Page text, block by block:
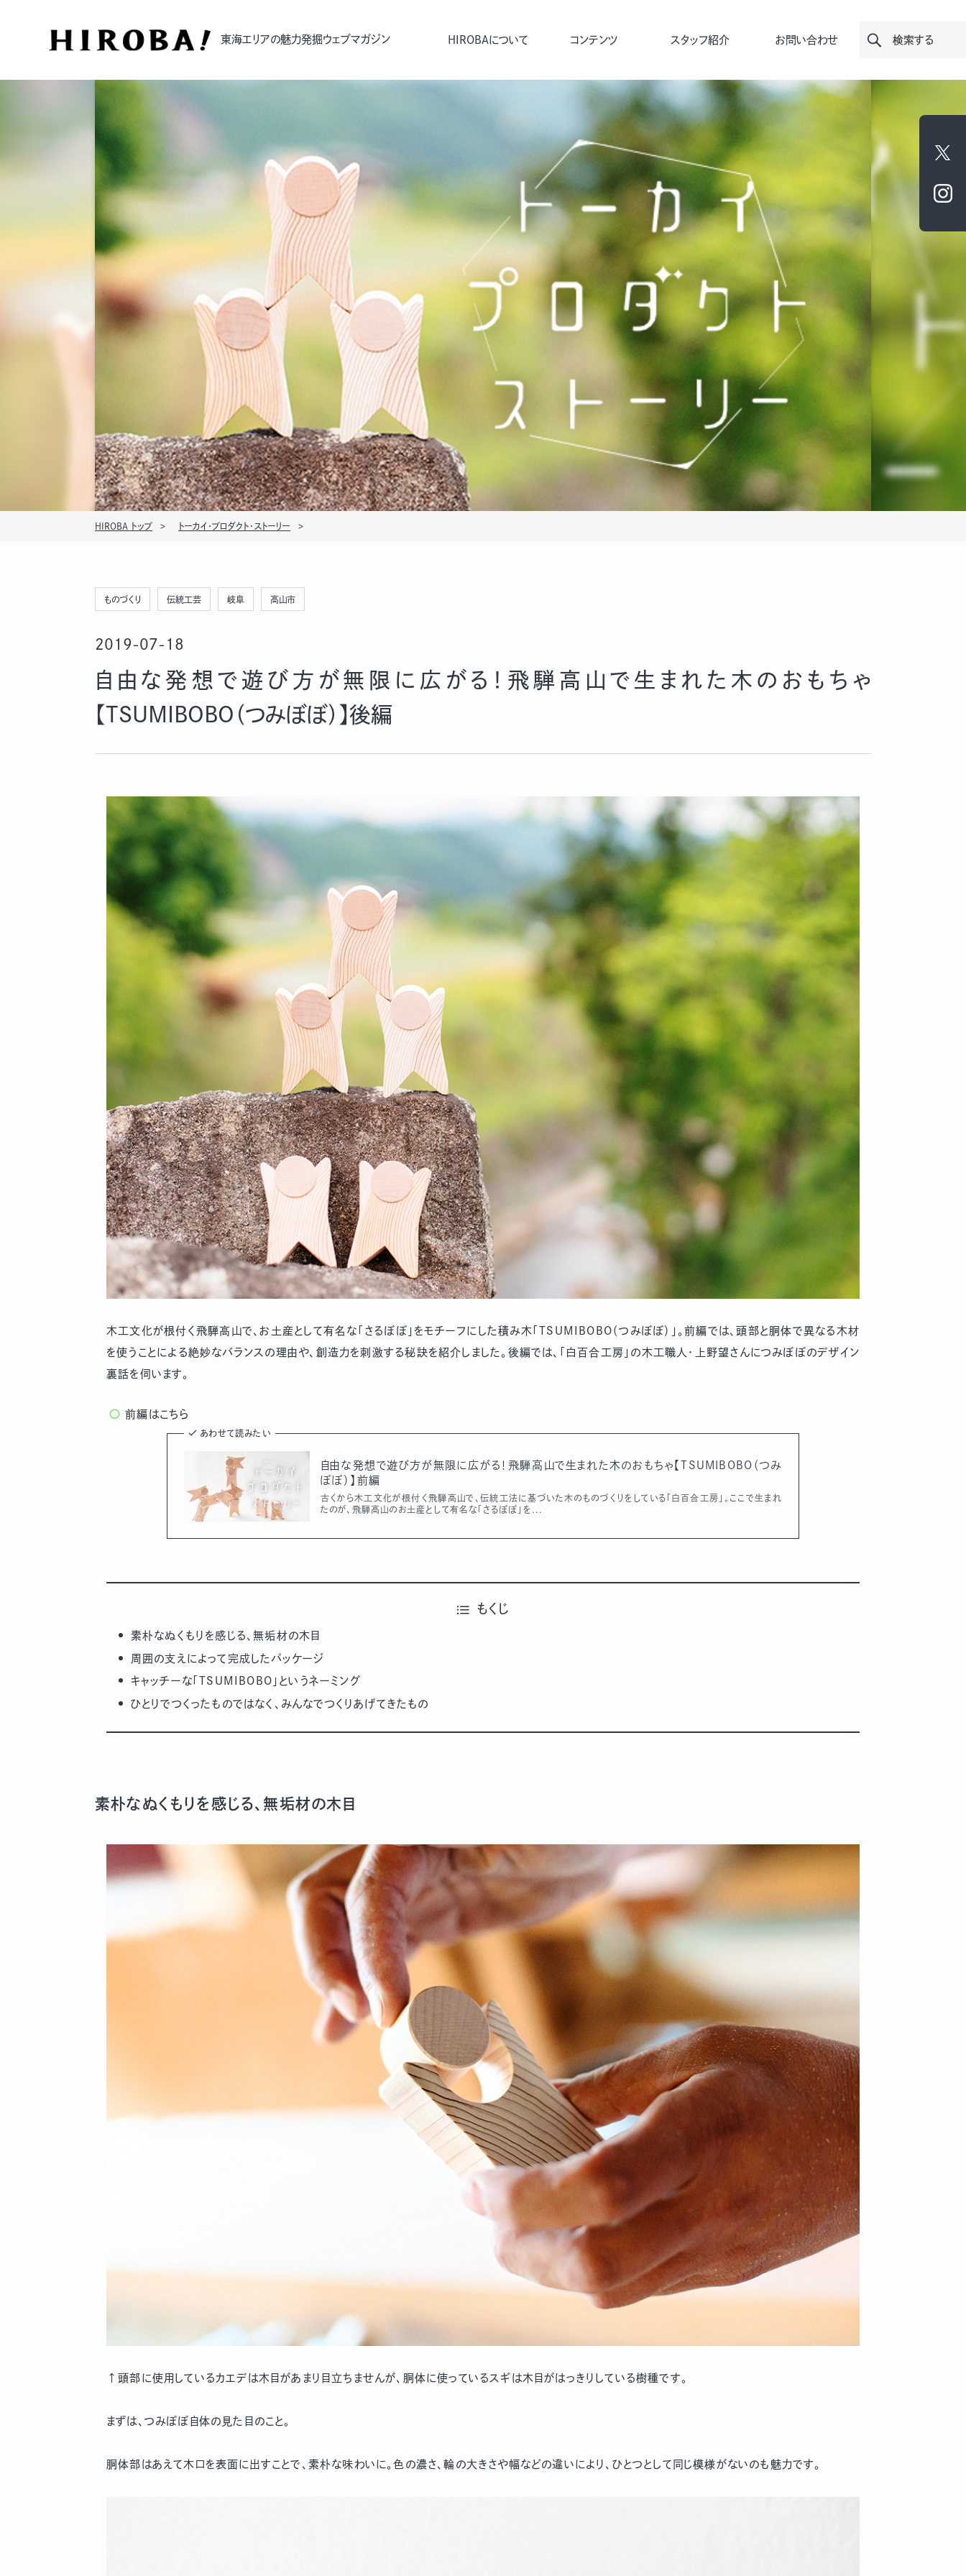
東海エリアの魅力発掘ウェブマガジン HIROBAについて コンテンツ スタッフ紹介 お問い合わせ 検索する
HIROBA トップ トーカイ・プロダクト・ストーリー
ものづくり 伝統工芸 岐阜 高山市
2019-07-18
自由な発想で遊び方が無限に広がる！飛騨高山で生まれた木のおもちゃ
【TSUMIBOBO（つみぼぼ）】後編
木工文化が根付く飛騨高山で、お土産として有名な「さるぼぼ」をモチーフにした積み木「TSUMIBOBO（つみぼぼ）」。前編では、頭部と胴体で異なる木材
を使うことによる絶妙なバランスの理由や、創造力を刺激する秘訣を紹介しました。後編では、「白百合工房」の木工職人・上野望さんにつみぼぼのデザイン
裏話を伺います。
前編はこちら
あわせて読みたい
自由な発想で遊び方が無限に広がる！飛騨高山で生まれた木のおもちゃ【TSUMIBOBO（つみ
ぼぼ）】前編
古くから木工文化が根付く飛騨高山で、伝統工法に基づいた木のものづくりをしている「白百合工房」。ここで生まれ
たのが、飛騨高山のお土産として有名な「さるぼぼ」を...
もくじ
素朴なぬくもりを感じる、無垢材の木目
周囲の支えによって完成したパッケージ
キャッチーな「TSUMIBOBO」というネーミング
ひとりでつくったものではなく、みんなでつくりあげてきたもの
素朴なぬくもりを感じる、無垢材の木目
↑頭部に使用しているカエデは木目があまり目立ちませんが、胴体に使っているスギは木目がはっきりしている樹種です。
まずは、つみぼぼ自体の見た目のこと。
胴体部はあえて木口を表面に出すことで、素朴な味わいに。色の濃さ、輪の大きさや幅などの違いにより、ひとつとして同じ模様がないのも魅力です。